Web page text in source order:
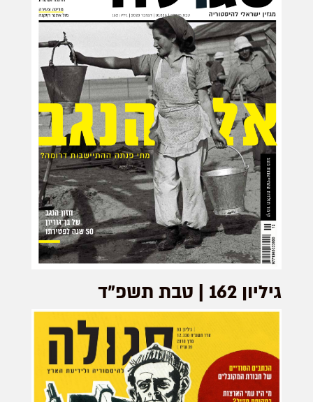
גיליון 162 | טבת תשפ"ד